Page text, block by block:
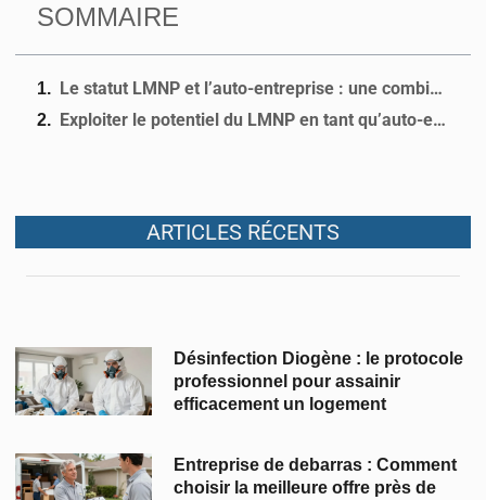
SOMMAIRE
Le statut LMNP et l’auto-entreprise : une combinaison gagnante
Exploiter le potentiel du LMNP en tant qu’auto-entrepreneur
ARTICLES RÉCENTS
Désinfection Diogène : le protocole
professionnel pour assainir
efficacement un logement
Entreprise de debarras : Comment
choisir la meilleure offre près de